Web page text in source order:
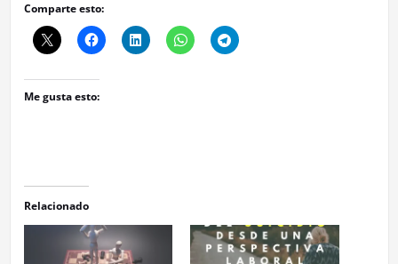
Comparte esto:
Me gusta esto:
Relacionado